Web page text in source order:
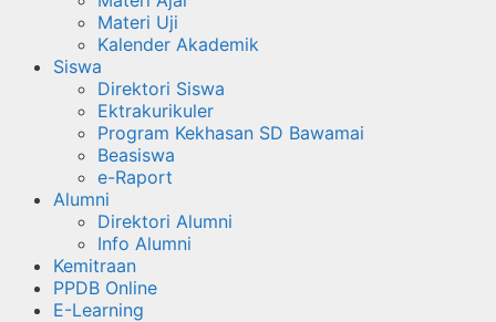
Materi Uji
Kalender Akademik
Siswa
Direktori Siswa
Ektrakurikuler
Program Kekhasan SD Bawamai
Beasiswa
e-Raport
Alumni
Direktori Alumni
Info Alumni
Kemitraan
PPDB Online
E-Learning